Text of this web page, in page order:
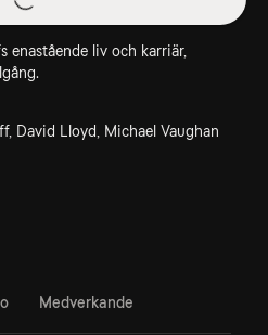
enastående liv och karriär,
David Lloyd, Michael Vaughan
Medverkande